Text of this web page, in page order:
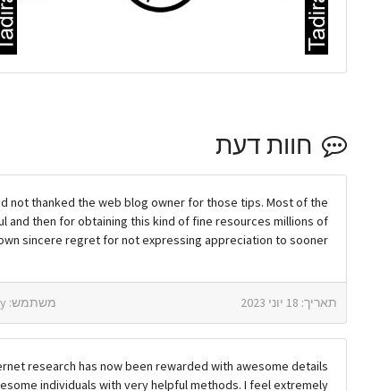
חוות דעת
not thanked the web blog owner for those tips. Most of the
and then for obtaining this kind of fine resources millions of
sincere regret for not expressing appreciation to sooner.
תאריך: 18 יוני 2023 משתמש: golden goose francy
research has now been rewarded with awesome details
individuals with very helpful methods. I feel extremely